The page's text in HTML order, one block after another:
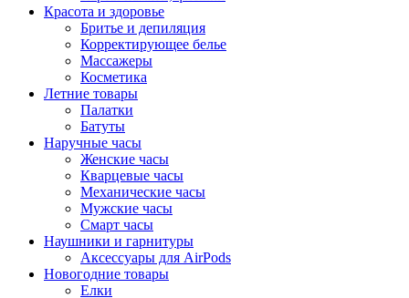
Красота и здоровье
Бритье и депиляция
Корректирующее белье
Массажеры
Косметика
Летние товары
Палатки
Батуты
Наручные часы
Женские часы
Кварцевые часы
Механические часы
Мужские часы
Смарт часы
Наушники и гарнитуры
Аксессуары для AirPods
Новогодние товары
Елки